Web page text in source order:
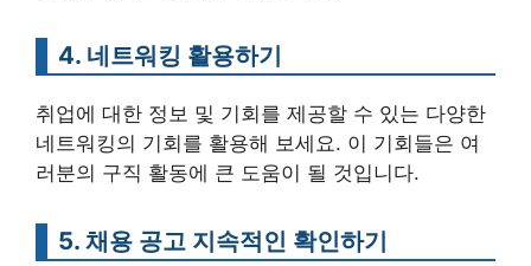
4. 네트워킹 활용하기
취업에 대한 정보 및 기회를 제공할 수 있는 다양한
네트워킹의 기회를 활용해 보세요. 이 기회들은 여
러분의 구직 활동에 큰 도움이 될 것입니다.
5. 채용 공고 지속적인 확인하기